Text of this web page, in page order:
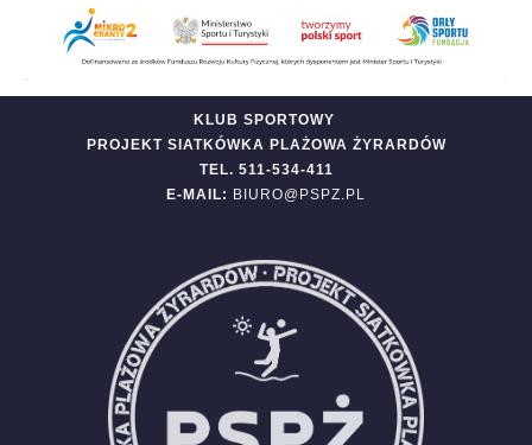
KLUB SPORTOWY
PROJEKT SIATKÓWKA PLAŻOWA ŻYRARDÓW
TEL. 511-534-411
E-MAIL: BIURO@PSPZ.PL